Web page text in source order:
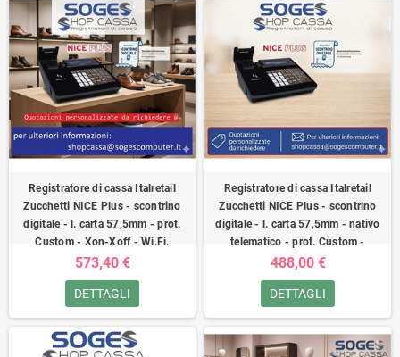
Registratore di cassa Italretail
Zucchetti NICE Plus - scontrino
digitale - l. carta 57,5mm - prot.
Custom - Xon-Xoff - Wi.Fi.
573,40 €
DETTAGLI
Registratore di cassa Italretail
Zucchetti NICE Plus - scontrino
digitale - l. carta 57,5mm - nativo
telematico - prot. Custom -
488,00 €
DETTAGLI